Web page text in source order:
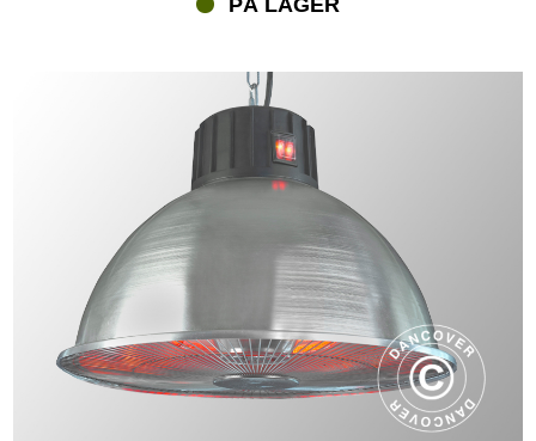
Infrarøde terrassevarmere kan fås i forskellige modeller – bl.a. til
montering på mur på terrassen. Du kan sætte flere
terrassevarmere op ved siden af hinanden for at dække et større
område. Du kan så vælge at tænde for en eller flere
terrassevarmere ad gangen alt efter behov. De andre slags
terrassevarmere, vi tilbyder, er fritstående apparater, som er
velegnet til at stille i eller tæt på spiseområde eller andre steder i
haven, hvor du har lyst til at sidde og slappe af. Du kan også vælge
vores fritstående stativ, som du kan montere en infrarød
terrassevarmer på, så den også kan placeres hvor du har lyst – du
skal blot sørge for et stik eller en god forlængerledning. Du kan
også vælge den særlige terrassevarmer med tre infrarøde
varmelamper til fastgørelse på en parasolstang, så man kan nyde
den behagelige varme, når man sidder under parasollen.